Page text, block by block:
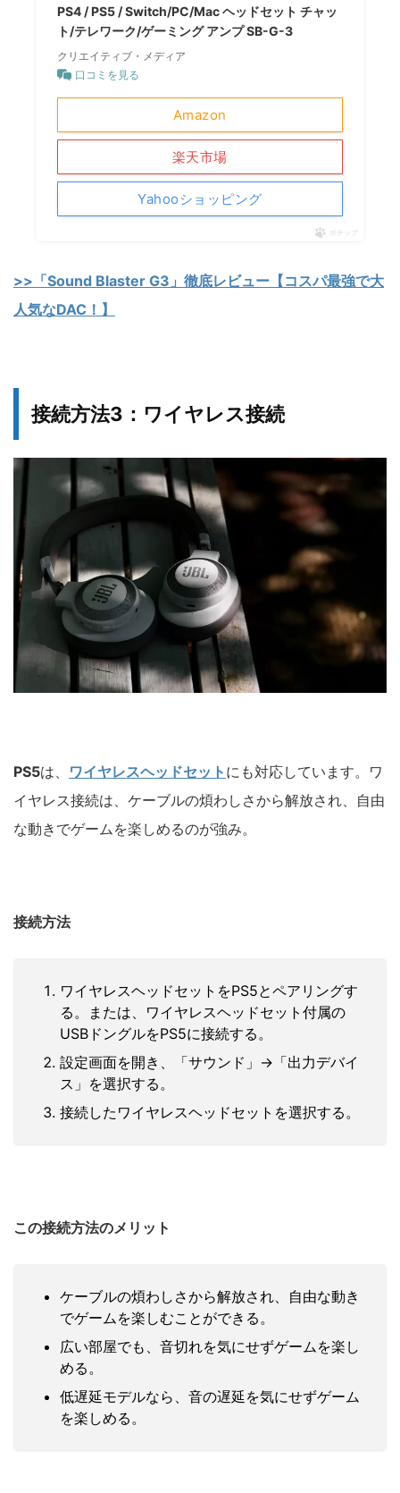
PS4 / PS5 / Switch/PC/Mac ヘッドセット チャッ
ト/テレワーク/ゲーミング アンプ SB-G-3
クリエイティブ・メディア
口コミを見る
Amazon
楽天市場
Yahooショッピング
ポチップ
>>「Sound Blaster G3」徹底レビュー【コスパ最強で大
人気なDAC！】
接続方法3： ワイヤレス接続
PS5は、 ワイヤレスヘッドセット にも対応しています。ワ
イヤレス接続は、ケーブルの煩わしさから解放され、自由
な動きでゲームを楽しめるのが強み。
接続方法
ワイヤレスヘッドセットをPS5とペアリングす
る。または、ワイヤレスヘッドセット付属の
USBドングルをPS5に接続する。
設定画面を開き、「サウンド」→「出力デバイ
ス」を選択する。
接続したワイヤレスヘッドセットを選択する。
この接続方法のメリット
ケーブルの煩わしさから解放され、自由な動き
でゲームを楽しむことができる。
広い部屋でも、音切れを気にせずゲームを楽し
める。
低遅延モデルなら、音の遅延を気にせずゲーム
を楽しめる。